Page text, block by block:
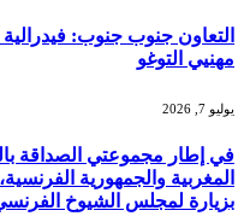
التعاون جنوب جنوب: فيدرالية
مهنيي التوغو
يوليو 7, 2026
في إطار مجموعتي الصداقة
المغربية والجمهورية
بزيارة لمجلس الشيوخ الفرنسي